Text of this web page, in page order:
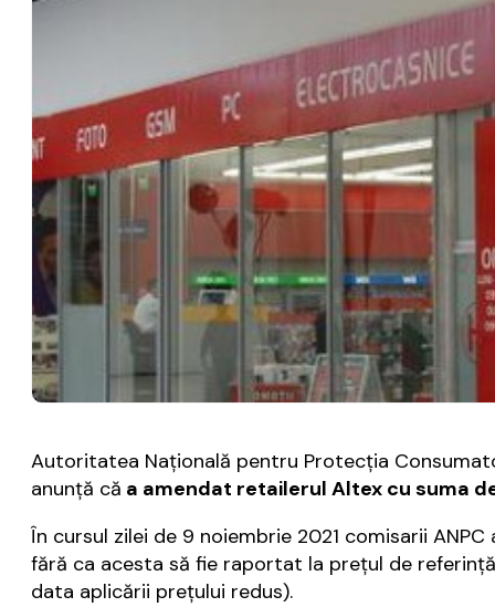
Autoritatea Naţională pentru Protecţia
anunţă că a amendat retailerul Altex cu suma
În cursul zilei de 9 noiembrie 2021 comisarii
fără ca acesta să fie raportat la preţul de
data aplicării prețului redus).